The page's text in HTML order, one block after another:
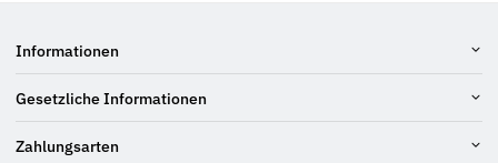
Informationen
Gesetzliche Informationen
Zahlungsarten